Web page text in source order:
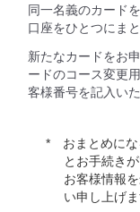
同一名義のカード
口座をひとつにま
新たなカードをお
ードのコース変更
客様番号を記入い
おまとめに
とお手続き
お客様情報
い申し上げま